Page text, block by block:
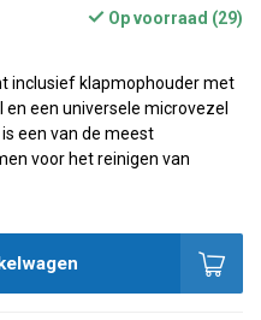
Op voorraad (29)
inclusief klapmophouder met
een universele microvezel
een van de meest
voor het reinigen van